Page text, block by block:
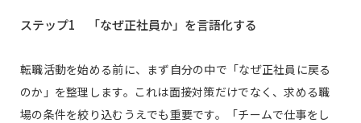
ステップ1 「なぜ正社員か」を言語化する
転職活動を始める前に、まず自分の中で「なぜ正社員に戻る
のか」を整理します。これは面接対策だけでなく、求める職
場の条件を絞り込むうえでも重要です。「チームで仕事をし